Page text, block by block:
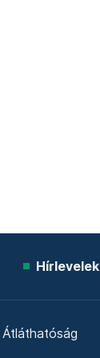
Hírlevelek
Átláthatóság